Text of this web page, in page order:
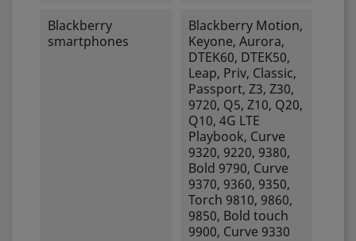
Blackberry
smartphones
Blackberry Motion,
Keyone, Aurora,
DTEK60, DTEK50,
Leap, Priv, Classic,
Passport, Z3, Z30,
9720, Q5, Z10, Q20,
Q10, 4G LTE
Playbook, Curve
9320, 9220, 9380,
Bold 9790, Curve
9370, 9360, 9350,
Torch 9810, 9860,
9850, Bold touch
9900, Curve 9330